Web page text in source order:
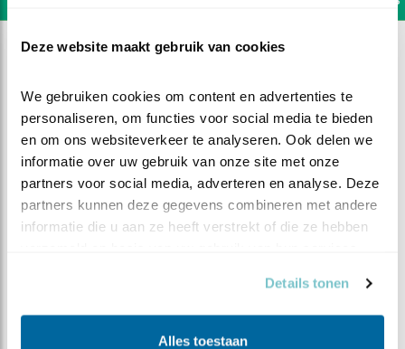
Deze website maakt gebruik van cookies
We gebruiken cookies om content en advertenties te
personaliseren, om functies voor social media te bieden
en om ons websiteverkeer te analyseren. Ook delen we
informatie over uw gebruik van onze site met onze
partners voor social media, adverteren en analyse. Deze
partners kunnen deze gegevens combineren met andere
informatie die u aan ze heeft verstrekt of die ze hebben
Details tonen
Alles toestaan